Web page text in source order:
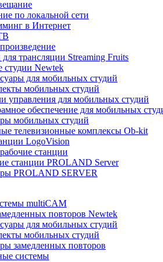
по локальной сети
в Интернет
трансляции Streaming Fruits
Newtek
для мобильных студий
мобильных студий
управления для мобильных студий
обеспечение для мобильных
мобильных студий
телевизионные комплексы Ob-kit
LogoVision
станции
станции PROLAND Server
PROLAND SERVER
multiCAM
повторов Newtek
для мобильных студий
мобильных студий
замедленных повторов
системы